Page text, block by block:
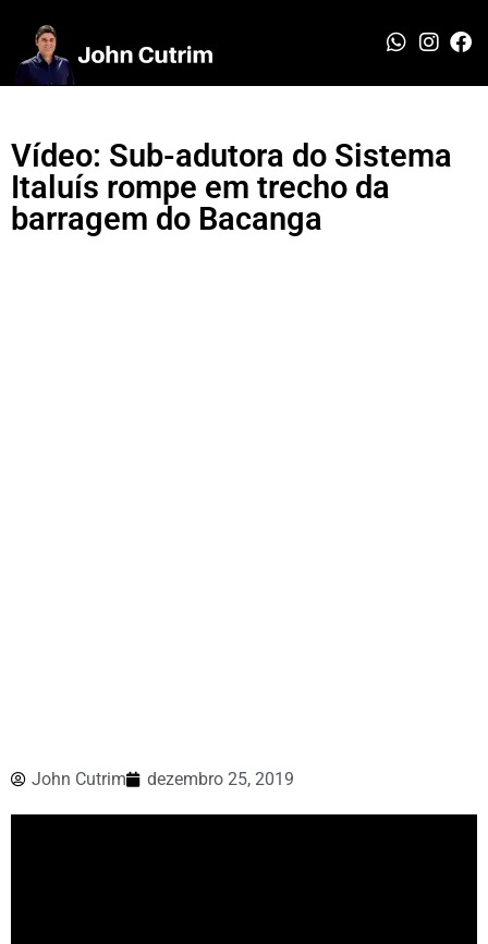
Vídeo: Sub-adutora do Sistema
Italuís rompe em trecho da
barragem do Bacanga
John Cutrim dezembro 25, 2019